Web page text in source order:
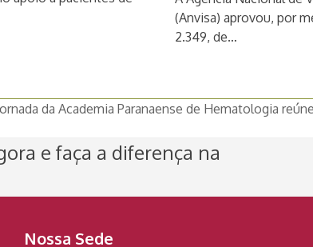
(Anvisa) aprovou, por
2.349, de…
da Academia Paranaense de Hematologia
e faça a diferença na
Nossa Sede